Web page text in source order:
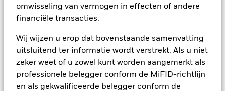
omwisseling van vermogen in effecten of andere
financiële transacties.
Wij wijzen u erop dat bovenstaande samenvatting
uitsluitend ter informatie wordt verstrekt. Als u niet
zeker weet of u zowel kunt worden aangemerkt als
professionele belegger conform de MiFID-richtlijn
en als gekwalificeerde belegger conform de
Volledige grafiek bekijken
Rendement
Deze grafiek toont de prestatie van het product als het
kan worden beïnvloed door dagelijkse schommelingen op de
aandelenmarkten. Tot de andere factoren die van invloed zijn,
behoren politiek en economisch nieuws, bedrijfsresultaten en
ernaar ondernemingen uit te sluiten die zich bezighouden
met bepaalde activiteiten die niet in overeenstemming zijn
met ESG-criteria. Na een ESG-screening kan het potentiële
beleggingsuniversum een stuk kleiner worden en een
dergelijke screening kan een negatief effect hebben op de
waarde van de beleggingen van het Fonds in vergelijking met
een fonds zonder een dergelijke screening.
Fondsomvang
Introductie fonds 30/nov/1993
Basisvaluta EUR
Beperkende benchmark 1 MSCI Europe Index
Portefeuille kenmerken
per 30/jun/2026
Bèta 3 jr.
per 31/jul/2026
1,23
Ratings
Morningstar-rating
Posities
per 30/jun/2026
Portefeuilleverdeling